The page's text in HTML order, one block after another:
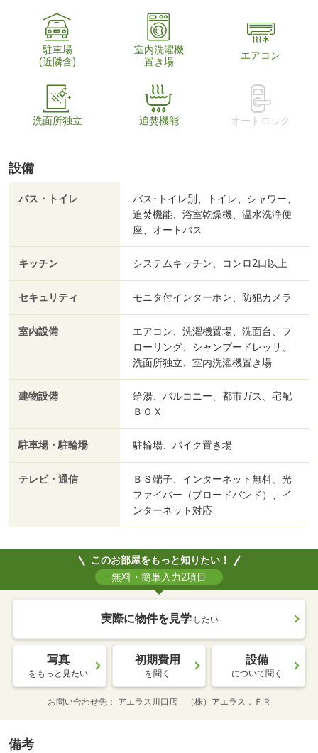
駐車場
(近隣含)
室内洗濯機
置き場
エアコン
洗面所独立 追焚機能 オートロック
設備
バス・トイレ
バス･トイレ別、トイレ、シャワー、
追焚機能、浴室乾燥機、温水洗浄便
座、オートバス
キッチン システムキッチン、コンロ2口以上
セキュリティ モニタ付インターホン、防犯カメラ
室内設備
エアコン、洗濯機置場、洗面台、フ
ローリング、シャンプードレッサ、
洗面所独立、室内洗濯機置き場
建物設備
給湯、バルコニー、都市ガス、宅配
ＢＯＸ
駐車場・駐輪場 駐輪場、バイク置き場
テレビ・通信
ＢＳ端子、インターネット無料、光
ファイバー（ブロードバンド）、イ
ンターネット対応
このお部屋をもっと知りたい！
無料・簡単入力2項目
実際に物件を見学 したい
写真
をもっと見たい
初期費用
を聞く
設備
について聞く
お問い合わせ先 アエラス川口店 （株）アエラス．ＦＲ
備考